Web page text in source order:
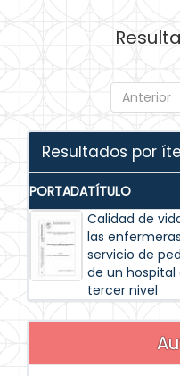
Anterior
Resultados por
PORTADATÍTULO
Calidad de
las
servicio de
de un hospital
tercer nivel